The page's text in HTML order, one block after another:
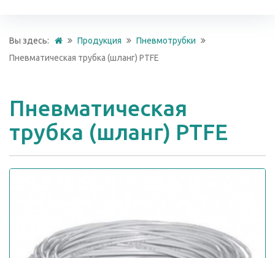
Вы здесь: Продукция
Пневмотрубки
Пневматическая трубка (шланг) PTFE
Пневматическая
трубка (шланг) PTFE